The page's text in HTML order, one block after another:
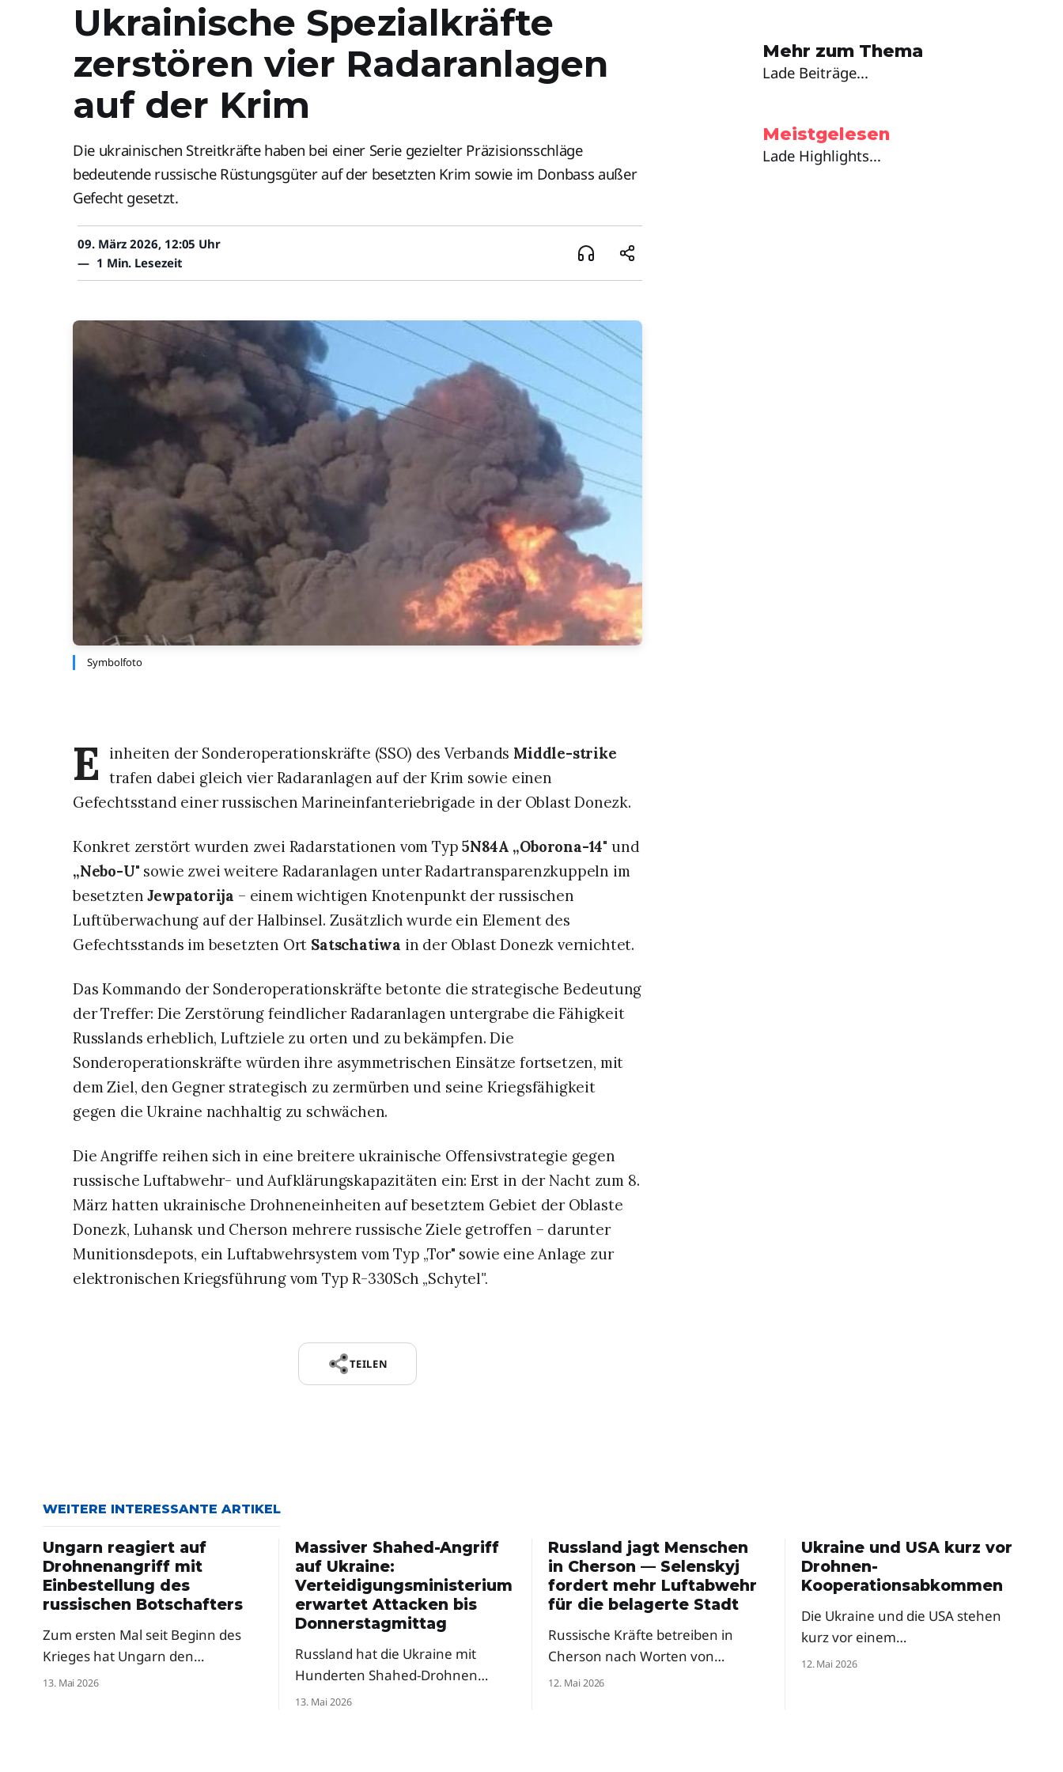
Mehr zum Thema
Lade Beiträge...
Meistgelesen
Lade Highlights...
Ukrainische Spezialkräfte
zerstören vier Radaranlagen
auf der Krim
Die ukrainischen Streitkräfte haben bei einer Serie gezielter Präzisionsschläge
bedeutende russische Rüstungsgüter auf der besetzten Krim sowie im Donbass außer
Gefecht gesetzt.
09. März 2026, 12:05 Uhr
— 1 Min. Lesezeit
Symbolfoto
E inheiten der Sonderoperationskräfte (SSO) des Verbands Middle-strike
trafen dabei gleich vier Radaranlagen auf der Krim sowie einen
Gefechtsstand einer russischen Marineinfanteriebrigade in der Oblast Donezk.
Konkret zerstört wurden zwei Radarstationen vom Typ5N84A „Oborona-14" und
„Nebo-U" sowie zwei weitere Radaranlagen unter Radartransparenzkuppeln im
besetztenJewpatorija – einem wichtigen Knotenpunkt der russischen
Luftüberwachung auf der Halbinsel. Zusätzlich wurde ein Element des
Gefechtsstands im besetzten Ort Satschatiwa in der Oblast Donezk vernichtet.
Das Kommando der Sonderoperationskräfte betonte die strategische Bedeutung
der Treffer: Die Zerstörung feindlicher Radaranlagen untergrabe die Fähigkeit
Russlands erheblich, Luftziele zu orten und zu bekämpfen. Die
Sonderoperationskräfte würden ihre asymmetrischen Einsätze fortsetzen, mit
dem Ziel, den Gegner strategisch zu zermürben und seine Kriegsfähigkeit
gegen die Ukraine nachhaltig zu schwächen.
Die Angriffe reihen sich in eine breitere ukrainische Offensivstrategie gegen
russische Luftabwehr- und Aufklärungskapazitäten ein: Erst in der Nacht zum 8.
März hatten ukrainische Drohneneinheiten auf besetztem Gebiet der Oblaste
Donezk, Luhansk und Cherson mehrere russische Ziele getroffen – darunter
Munitionsdepots, ein Luftabwehrsystem vom Typ „Tor" sowie eine Anlage zur
elektronischen Kriegsführung vom Typ R-330Sch „Schytel".
TEILEN
WEITERE INTERESSANTE ARTIKEL
Ungarn reagiert auf
Drohnenangriff mit
Einbestellung des
russischen Botschafters
Zum ersten Mal seit Beginn des
Krieges hat Ungarn den
russischen Botschafter einbestellt
13. Mai 2026
Massiver Shahed-Angriff
auf Ukraine:
Verteidigungsministerium
erwartet Attacken bis
Donnerstagmittag
Russland hat die Ukraine mit
Hunderten Shahed-Drohnen
attackiert – und ein Ende ist nicht
13. Mai 2026
Russland jagt Menschen
in Cherson — Selenskyj
fordert mehr Luftabwehr
für die belagerte Stadt
Russische Kräfte betreiben in
Cherson nach Worten von
Präsident Selenskyj eine
12. Mai 2026
Ukraine und USA kurz vor
Drohnen-
Kooperationsabkommen
Die Ukraine und die USA stehen
kurz vor einem
Rüstungsabkommen zur
12. Mai 2026